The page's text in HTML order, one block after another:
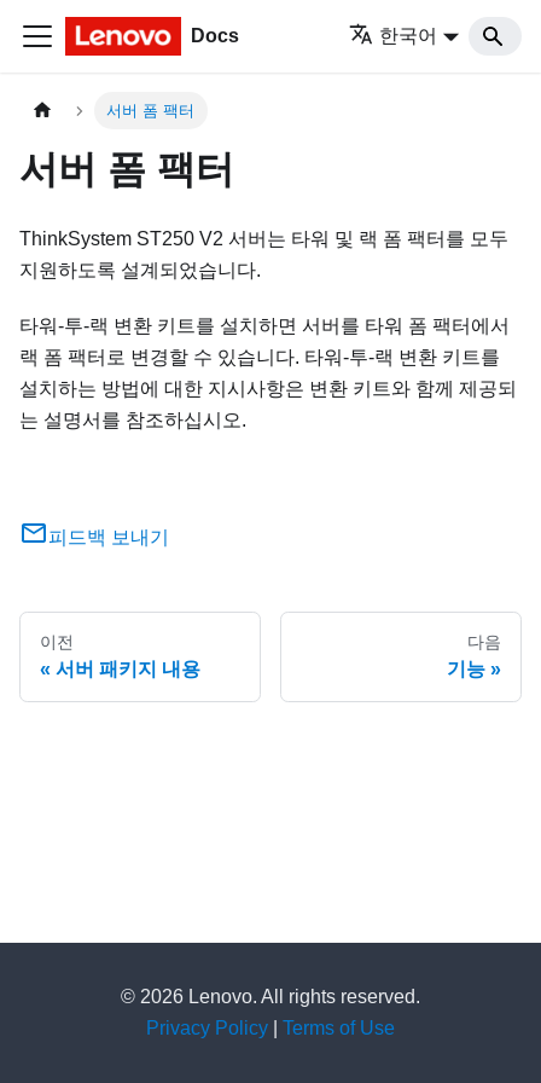
Docs 한국어
서버 폼 팩터
서버 폼 팩터
ThinkSystem ST250 V2 서버는 타워 및 랙 폼 팩터를 모두
지원하도록 설계되었습니다.
타워-투-랙 변환 키트를 설치하면 서버를 타워 폼 팩터에서
랙 폼 팩터로 변경할 수 있습니다. 타워-투-랙 변환 키트를
설치하는 방법에 대한 지시사항은 변환 키트와 함께 제공되
는 설명서를 참조하십시오.
피드백 보내기
이전
서버 패키지 내용
다음
기능
© 2026 Lenovo. All rights reserved.
Privacy Policy
Terms of Use